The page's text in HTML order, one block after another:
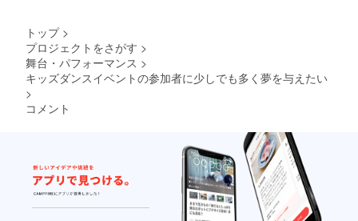
トップ >
プロジェクトをさがす >
舞台・パフォーマンス >
キッズダンスイベントの参加者に少しでも多く夢を与えたい
>
コメント